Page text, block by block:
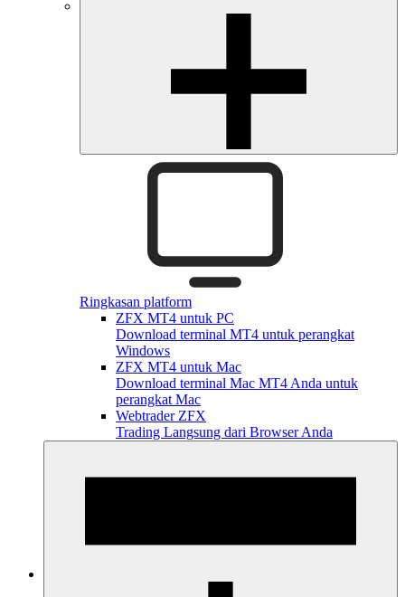
Ringkasan platform
ZFX MT4 untuk PC
Download terminal MT4 untuk perangkat
Windows
ZFX MT4 untuk Mac
Download terminal Mac MT4 Anda untuk
perangkat Mac
Webtrader ZFX
Trading Langsung dari Browser Anda